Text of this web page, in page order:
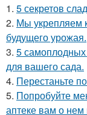
1. 5 секретов
2. Мы укрепляем
будущего урожая.
3. 5
для вашего сада.
4. Перестаньте
5. Попробуйте
аптеке вам о нем